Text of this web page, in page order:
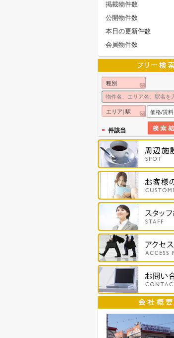
掲載物件数
公開物件数
本日の更新件数
会員物件数
種別
エリア| 駅 価格/賃料
- 件該当